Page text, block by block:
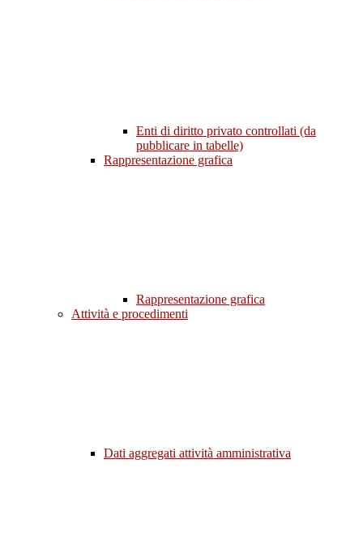
Enti di diritto privato controllati (da
pubblicare in tabelle)
Rappresentazione grafica
Rappresentazione grafica
Attività e procedimenti
Dati aggregati attività amministrativa